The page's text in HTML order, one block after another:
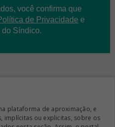
você confirma que
de Privacidade e
do Síndico.
plataforma de aproximação, e
implícitas ou explicitas, sobre os